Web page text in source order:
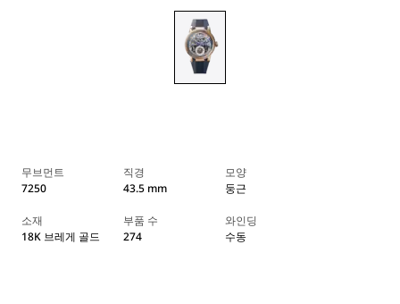
무브먼트
7250
직경
43.5 mm
모양
둥근
소재
18K 브레게 골드
부품 수
274
와인딩
수동